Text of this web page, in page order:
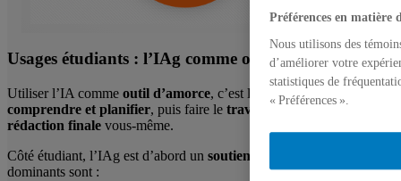
Usages étudiants : l’IAg comme outil d’amorce
Utiliser l’IA comme outil d’amorce, c’est l’employer pour
penser,
comprendre et planifier, puis faire le travail intellectuel et la
rédaction finale vous-même.
Côté étudiant, l’IAg est d’abord un soutien cognitif
dominants sont :
Préférences en matière
Nous utilisons des
d’améliorer votre
statistiques de
« Préférences ».